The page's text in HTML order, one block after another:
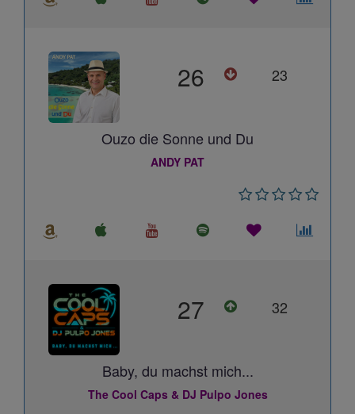
26 23
Ouzo die Sonne und Du
ANDY PAT
27 32
Baby, du machst mich...
The Cool Caps & DJ Pulpo Jones